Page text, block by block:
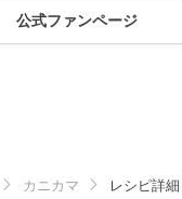
公式ファンページ
カニカマ レシピ詳細